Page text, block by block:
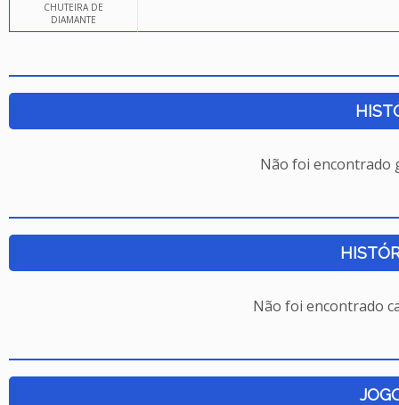
CHUTEIRA DE
DIAMANTE
Não foi encontrado
Não foi encontrado